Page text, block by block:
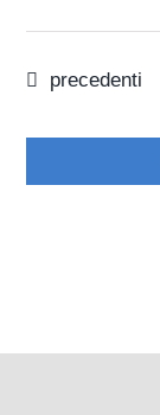
Eventi
precedenti